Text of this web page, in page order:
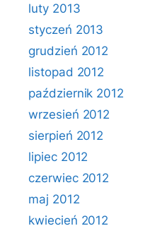
luty 2013
styczeń 2013
grudzień 2012
listopad 2012
październik 2012
wrzesień 2012
sierpień 2012
lipiec 2012
czerwiec 2012
maj 2012
kwiecień 2012